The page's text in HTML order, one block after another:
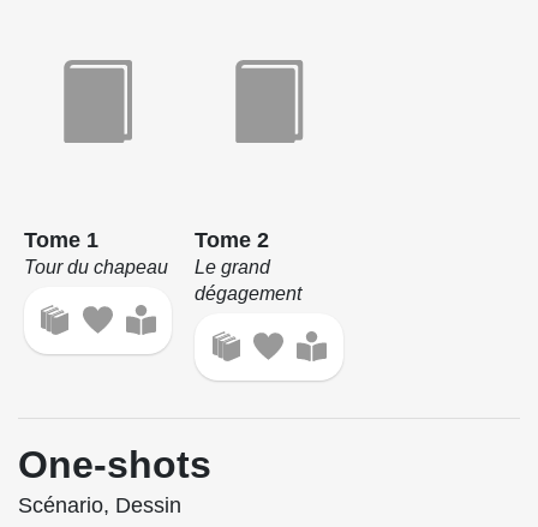
Tome 1
Tour du chapeau
Tome 2
Le grand
dégagement
One-shots
Scénario, Dessin